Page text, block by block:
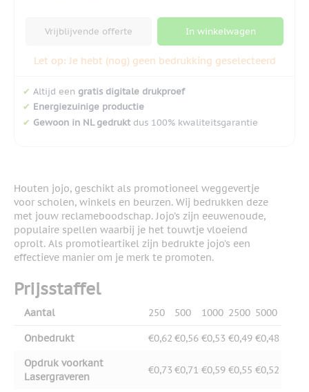
Vrijblijvende offerte In winkelwagen
Let op: Je hebt (nog) geen bedrukking geselecteerd
✔ Altijd een gratis digitale drukproef
✔ Energiezuinige productie
✔ Gewoon in NL gedruktdus 100% kwaliteitsgarantie
Houten jojo, geschikt als promotioneel weggevertje
voor scholen, winkels en beurzen. Wij bedrukken deze
met jouw reclameboodschap. Jojo’s zijn eeuwenoude,
populaire spellen waarbij je het touwtje vloeiend
oprolt. Als promotieartikel zijn bedrukte jojo’s een
effectieve manier om je merk te promoten.
Prijsstaffel
Aantal 250 500 1000 2500 5000
Onbedrukt €0,62 €0,56 €0,53 €0,49 €0,48
Opdruk voorkant
Lasergraveren
€0,73 €0,71 €0,59 €0,55 €0,52